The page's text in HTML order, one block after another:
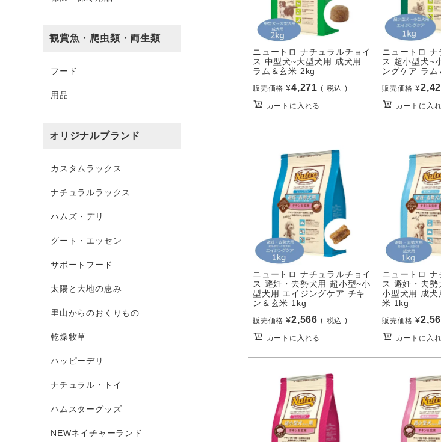
観賞魚・爬虫類・両生類
フード
用品
オリジナルブランド
カスタムラックス
ナチュラルラックス
ハムズ・デリ
グート・エッセン
サポートフード
太陽と大地の恵み
里山からのおくりもの
乾燥牧草
ハッピーデリ
ナチュラル・トイ
ハムスターグッズ
NEWネイチャーランド
ニュートロ ナチュラルチョイ
ス 中型犬~大型犬用 成犬用
ラム＆玄米 2kg
販売価格 ¥4,271 税込
カートに入れる
ニュートロ ナ
ス 超小型犬~
ングケア ラ
販売価格 ¥
カートに入
ニュートロ ナチュラルチョイ
ス 避妊・去勢犬用 超小型~小
型犬用 エイジングケア チキ
ン＆玄米 1kg
販売価格 ¥2,566 税込
カートに入れる
ニュートロ ナ
ス 避妊・去
小型犬用 成犬
米 1kg
販売価格 ¥
カートに入